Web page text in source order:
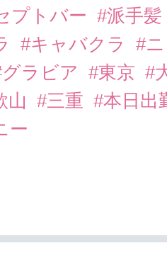
プトバー #派手髪
#キャバクラ
#
ラビア #東京 #
山 #三重 #本日出
ー